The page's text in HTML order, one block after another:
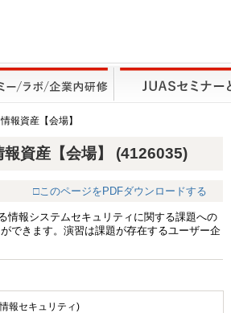
報資産【会場】
資産【会場】 (4126035)
□このページをPDFダウンロードする
情報システムセキュリティに関する課題への
できます。演習は課題が存在するユーザー企
報セキュリティ)